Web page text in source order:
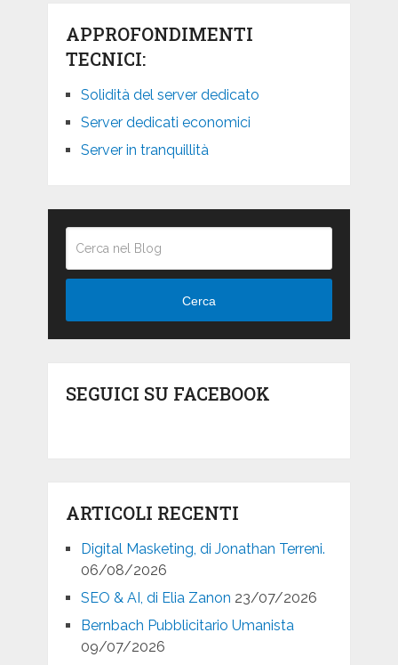
APPROFONDIMENTI
TECNICI:
Solidità del server dedicato
Server dedicati economici
Server in tranquillità
Cerca
SEGUICI SU FACEBOOK
ARTICOLI RECENTI
Digital Masketing, di Jonathan Terreni.
06/08/2026
SEO & AI, di Elia Zanon 23/07/2026
Bernbach Pubblicitario Umanista
09/07/2026